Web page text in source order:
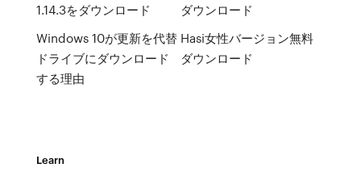
1.14.3をダウンロード
Windows 10が更新を代替
ドライブにダウンロード
する理由
ダウンロード
Hasi女性バージョン無料
ダウンロード
Learn